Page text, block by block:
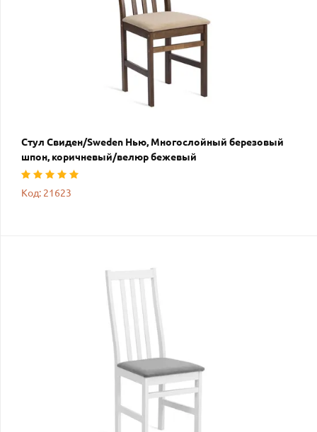
Стул Свиден/Sweden Нью, Многослойный березовый
шпон, коричневый/велюр бежевый
Код: 21623